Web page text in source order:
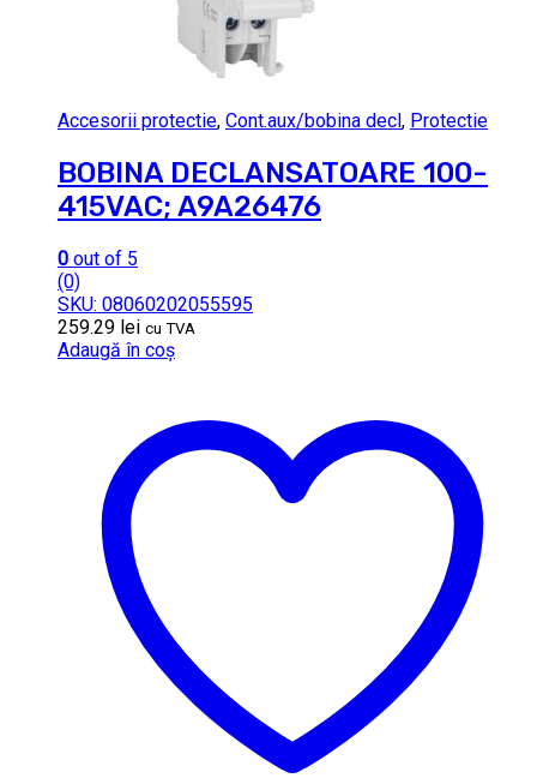
Accesorii protectie, Cont.aux/bobina decl, Protectie
BOBINA DECLANSATOARE 100-
415VAC; A9A26476
0 out of 5
(0)
SKU: 08060202055595
259.29 lei cu TVA
Adaugă în coș